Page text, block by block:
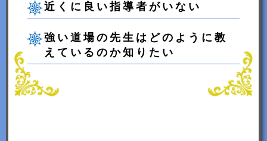
近くに良い指導者がいない
強い道場の先生はどのように教
えているのか知りたい